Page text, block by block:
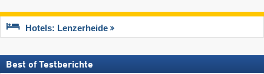
Hotels: Lenzerheide
Best of Testberichte